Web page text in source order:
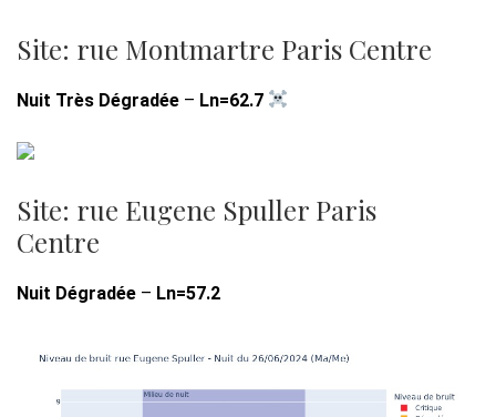
Site: rue Montmartre Paris Centre
Nuit Très Dégradée – Ln=62.7
Site: rue Eugene Spuller Paris
Centre
Nuit Dégradée – Ln=57.2